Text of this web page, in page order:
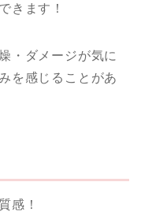
きます！
・ダメージが気に
を感じることがあ
感！